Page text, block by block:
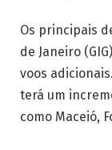
Os principais
de Janeiro
voos
terá um
como Maceió,